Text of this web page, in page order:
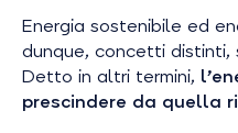
Energia sostenibile ed
dunque, concetti distinti,
Detto in altri termini,
prescindere da quella